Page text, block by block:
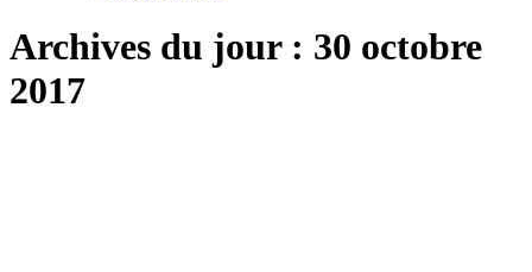
Archives du jour : 30 octobre
2017